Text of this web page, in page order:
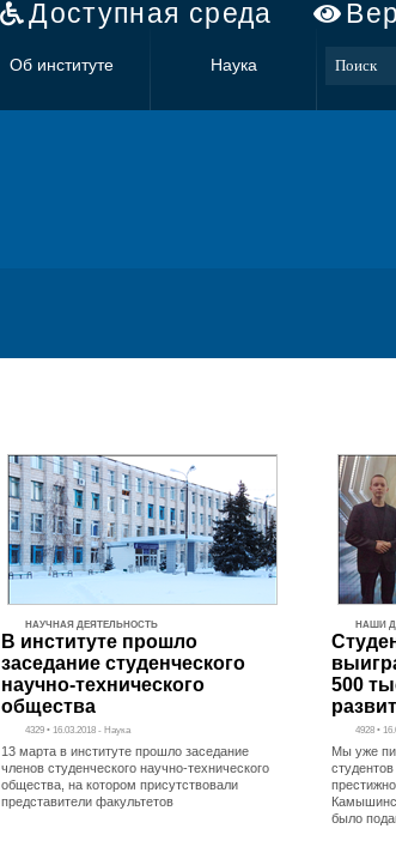
Доступная среда
Об институте Наука
НАУЧНАЯ ДЕЯТЕЛЬНОСТЬ
В институте прошло
заседание студенческого
научно-технического
общества
4329 • 16.03.2018 - Наука
13 марта в институте прошло заседание
членов студенческого научно-технического
общества, на котором присутствовали
представители факультетов
НАШИ
500
4928 •
Мы уже
было